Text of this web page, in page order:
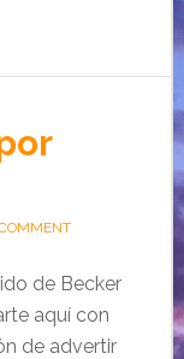
de Becker
aquí con
de advertir